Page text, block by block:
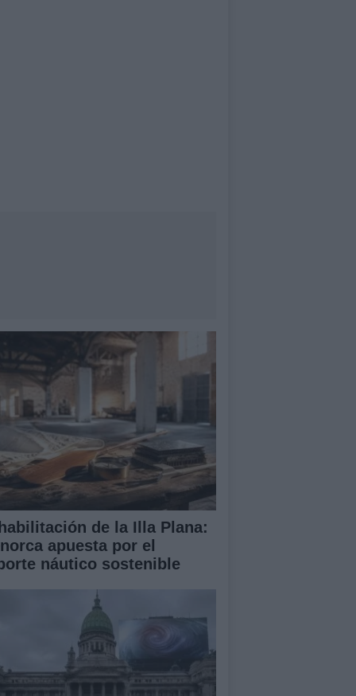
de la Illa Plana:
apuesta por el
náutico sostenible